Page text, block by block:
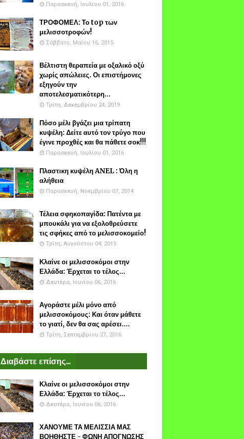
Παρασκευή, Ιουλίου 01, 2016
ΤΡΟΦΟΜΕΛ: Το top των
μελισσοτροφών!
Σάββατο, Μαΐου 16, 2015
Βέλτιστη θεραπεία με οξαλικό οξύ
χωρίς απώλειες. Οι επιστήμονες
εξηγούν την
αποτελεσματικότερη...
Τρίτη, Δεκεμβρίου 24, 2019
Πόσο μέλι βγάζει μια τρίπατη
κυψέλη: Δείτε αυτό τον τρύγο που
έγινε προχθές και θα πάθετε σοκ!!!
Παρασκευή, Ιουλίου 01, 2016
Πλαστικη κυψέλη ANEL : Όλη η
αλήθεια
Παρασκευή, Νοεμβρίου 07, 2014
Τέλεια σφηκοπαγίδα: Πατέντα με
μπουκάλι για να εξολοθρεύσετε
τις σφήκες από το μελισσοκομείο!
Τρίτη, Αυγούστου 04, 2015
Κλαίνε οι μελισσοκόμοι στην
Ελλάδα: Έρχεται το τέλος...
Δευτέρα, Ιουνίου 06, 2016
Αγοράστε μέλι μόνο από
μελισσοκόμους: Και όταν μάθετε
το γιατί, δεν θα σας αρέσει....
Τρίτη, Σεπτεμβρίου 27, 2016
Διαβάστε επίσης...
Κλαίνε οι μελισσοκόμοι στην
Ελλάδα: Έρχεται το τέλος...
Δευτέρα, Ιουνίου 06, 2016
ΧΑΝΟΥΜΕ ΤΑ ΜΕΛΙΣΣΙΑ ΜΑΣ
ΒΟΗΘΗΣΤΕ - ΦΩΝΗ ΑΠΟΓΝΩΣΗΣ